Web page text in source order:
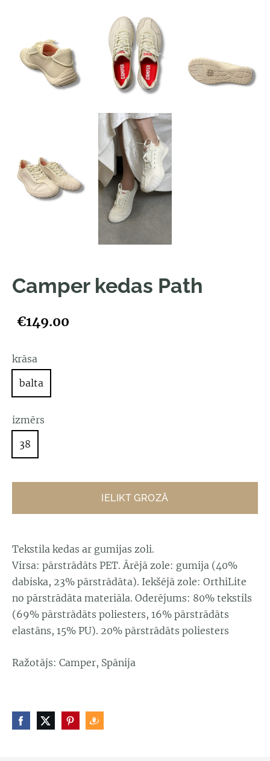
Camper kedas Path
€149.00
krāsa
balta
izmērs
38
IELIKT GROZĀ
Tekstila kedas ar gumijas zoli.
Virsa: pārstrādāts PET. Ārējā zole: gumija (40%
dabiska, 23% pārstrādāta). Iekšējā zole: OrthiLite
no pārstrādāta materiāla. Oderējums: 80% tekstils
(69% pārstrādāts poliesters, 16% pārstrādāts
elastāns, 15% PU). 20% pārstrādāts poliesters
Ražotājs: Camper, Spānija